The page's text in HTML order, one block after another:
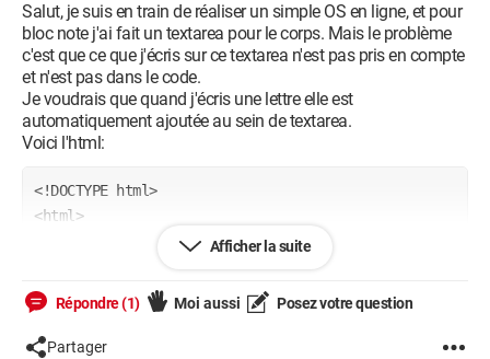
Salut, je suis en train de réaliser un simple OS en ligne, et pour
bloc note j'ai fait un textarea pour le corps. Mais le problème
c'est que ce que j'écris sur ce textarea n'est pas pris en compte
et n'est pas dans le code.
Je voudrais que quand j'écris une lettre elle est
automatiquement ajoutée au sein de textarea.
Voici l'html:
<!DOCTYPE html>
<html>
	<link rel="stylesheet" href="style.css" />
	<link rel="icon" href="icon.jpeg" />
	<title>Windows ? Mac</title>
Afficher la suite
Répondre (1) Moi aussi Posez votre question
Partager